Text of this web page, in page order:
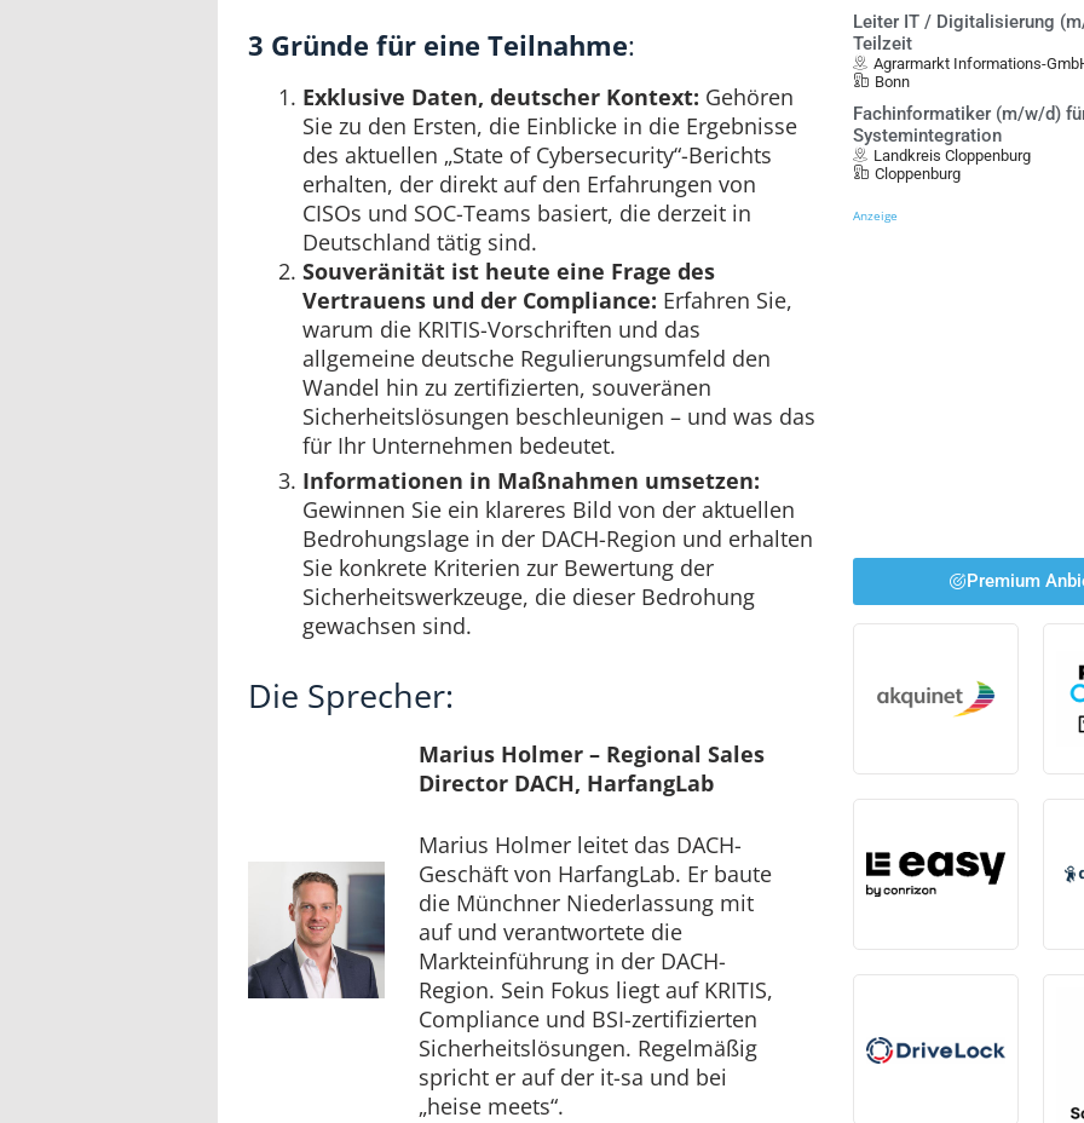
3 Gründe für eine Teilnahme:
Exklusive Daten, deutscher Kontext: Gehören
Sie zu den Ersten, die Einblicke in die Ergebnisse
des aktuellen „State of Cybersecurity“-Berichts
erhalten, der direkt auf den Erfahrungen von
CISOs und SOC-Teams basiert, die derzeit in
Deutschland tätig sind.
Souveränität ist heute eine Frage des
Vertrauens und der Compliance: Erfahren Sie,
warum die KRITIS-Vorschriften und das
allgemeine deutsche Regulierungsumfeld den
Wandel hin zu zertifizierten, souveränen
Sicherheitslösungen beschleunigen – und was das
für Ihr Unternehmen bedeutet.
Informationen in Maßnahmen umsetzen:
Gewinnen Sie ein klareres Bild von der aktuellen
Bedrohungslage in der DACH-Region und erhalten
Sie konkrete Kriterien zur Bewertung der
Sicherheitswerkzeuge, die dieser Bedrohung
gewachsen sind.
Die Sprecher:
Marius Holmer – Regional Sales
Director DACH, HarfangLab
Marius Holmer leitet das DACH-
Geschäft von HarfangLab. Er baute
die Münchner Niederlassung mit
auf und verantwortete die
Markteinführung in der DACH-
Region. Sein Fokus liegt auf KRITIS,
Compliance und BSI-zertifizierten
Sicherheitslösungen. Regelmäßig
spricht er auf der it-sa und bei
„heise meets“.
Leiter IT / Digitalisierung
Teilzeit
Agrarmarkt Informations-
Bonn
Fachinformatiker (m/w/d)
Systemintegration
Landkreis Cloppenburg
Cloppenburg
Anzeige
Premium